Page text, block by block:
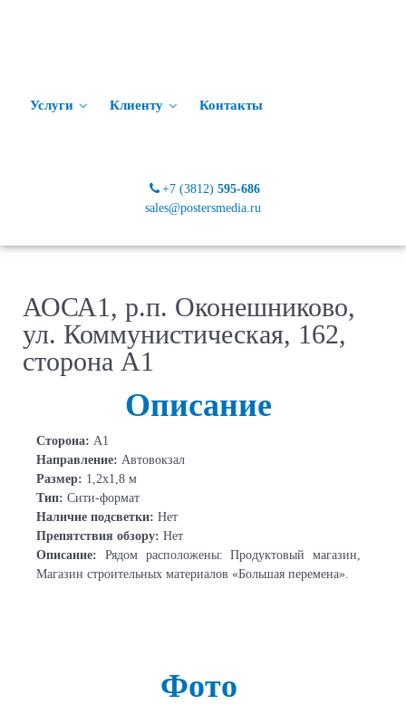
Услуги Клиенту Контакты
+7 (3812)595-686
sales@postersmedia.ru
АОСА1, р.п. Оконешниково,
ул. Коммунистическая, 162,
сторона А1
Описание
Сторона: А1
Направление: Автовокзал
Размер: 1,2х1,8 м
Тип: Сити-формат
Наличие подсветки: Нет
Препятствия обзору: Нет
Описание: Рядом расположены: Продуктовый магазин,
Магазин строительных материалов «Большая перемена».
Фото